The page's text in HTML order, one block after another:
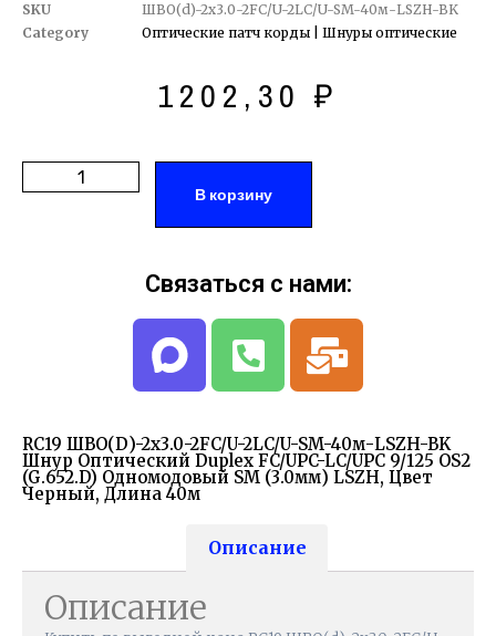
SKU
ШВО(d)-2х3.0-2FC/U-2LC/U-SM-40м-LSZH-BK
Category
Оптические патч корды | Шнуры оптические
1202,30 ₽
В корзину
RC19 ШВО(d)-2х3.0-2FC/U-2LC/U-SM-40м-LSZH-BK
Шнур Оптический Duplex FC/UPC-LC/UPC 9/125 OS2
(G.652.D) Одномодовый SM (3.0мм) LSZH, Цвет
Черный, Длина 40м
Описание
Описание
Связаться с нами: